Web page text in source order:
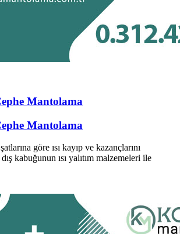
Mantolama
Mantolama
göre ısı kayıp ve kazançlarını
kabuğunun ısı yalıtım malzemeleri ile